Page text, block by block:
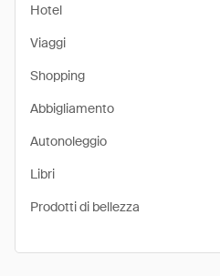
Hotel
Viaggi
Shopping
Abbigliamento
Autonoleggio
Libri
Prodotti di bellezza